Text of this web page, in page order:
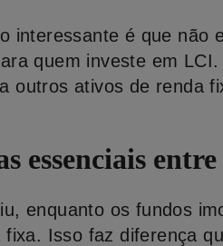
interessante é que não
quem investe em
outros ativos de renda
essenciais
enquanto os fundos
fixa. Isso faz diferença